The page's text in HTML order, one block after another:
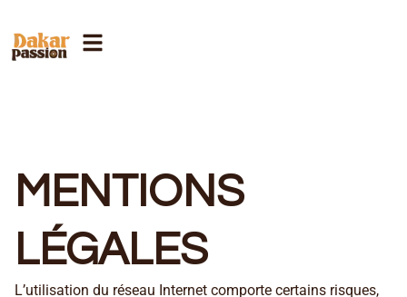
MENTIONS
LÉGALES
L’utilisation du réseau Internet comporte certains risques,